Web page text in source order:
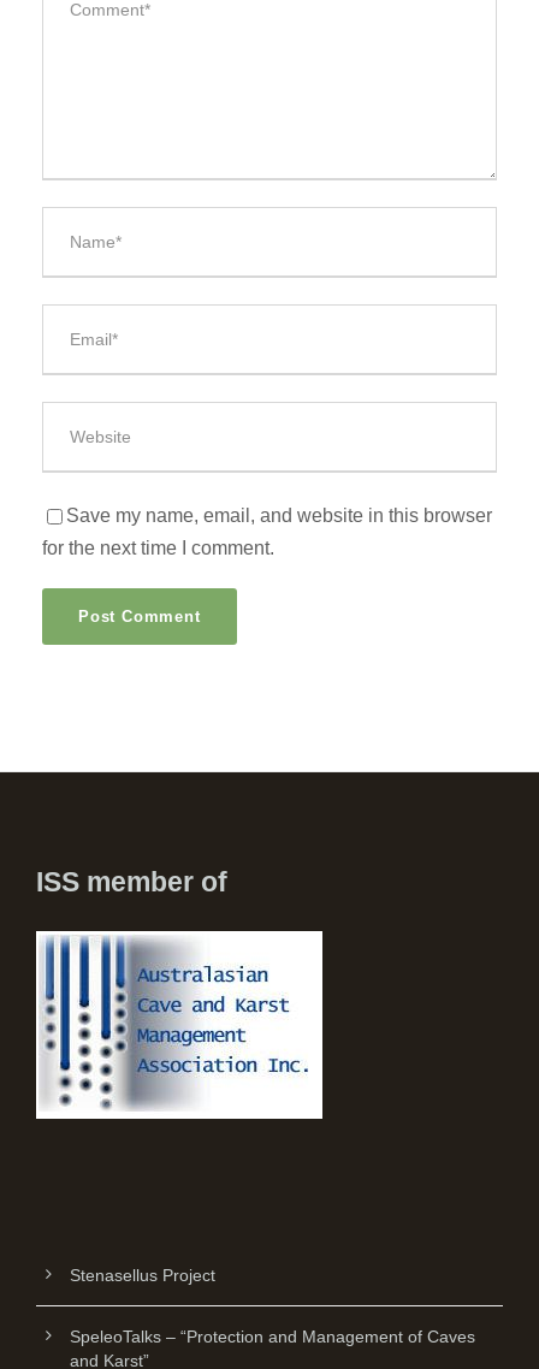
Save my name, email, and website in this browser
for the next time I comment.
ISS member of
Stenasellus Project
SpeleoTalks – “Protection and Management of Caves
and Karst”